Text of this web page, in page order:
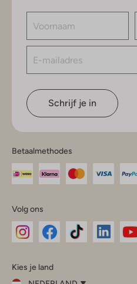
Schrijf je in
Betaalmethodes
Volg ons
InstagramFacebook
Kies je land